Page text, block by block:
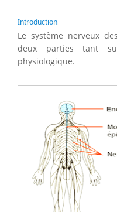
Introduction
Le système nerveux
deux parties tant
physiologique.